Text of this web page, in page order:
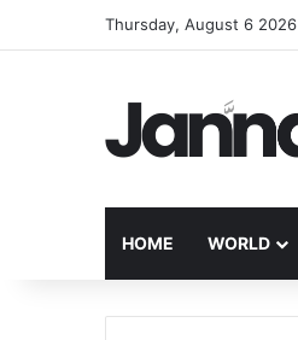
Thursday, August 6 2026
HOME WORLD